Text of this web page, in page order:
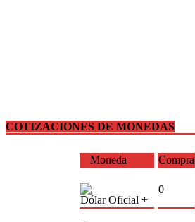
COTIZACIONES DE MONEDAS
Moneda Compra
Dólar Oficial +
0